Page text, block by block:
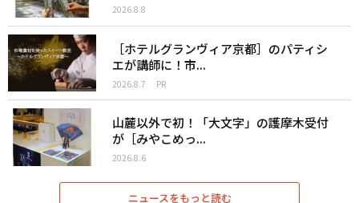
2026.8.8
［ホテルグランヴィア京都］のパティシ
エが講師に！市...
2026.8.7 PR
山麓以外で初！「大文字」の護摩木受付
が［みやこめっ...
2026.8.6
ニュースをもっと読む